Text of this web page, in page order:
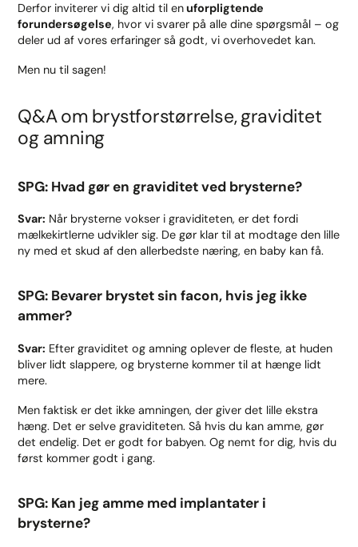
Derfor inviterer vi dig altid til enuforpligtende
forundersøgelse, hvor vi svarer på alle dine spørgsmål – og
deler ud af vores erfaringer så godt, vi overhovedet kan.
Men nu til sagen!
Q&A om brystforstørrelse, graviditet
og amning
SPG: Hvad gør en graviditet ved brysterne?
Svar: Når brysterne vokser i graviditeten, er det fordi
mælkekirtlerne udvikler sig. De gør klar til at modtage den lille
ny med et skud af den allerbedste næring, en baby kan få.
SPG: Bevarer brystet sin facon, hvis jeg ikke
ammer?
Svar: Efter graviditet og amning oplever de fleste, at huden
bliver lidt slappere, og brysterne kommer til at hænge lidt
mere.
Men faktisk er det ikke amningen, der giver det lille ekstra
hæng. Det er selve graviditeten. Så hvis du kan amme, gør
det endelig. Det er godt for babyen. Og nemt for dig, hvis du
først kommer godt i gang.
SPG: Kan jeg amme med implantater i
brysterne?